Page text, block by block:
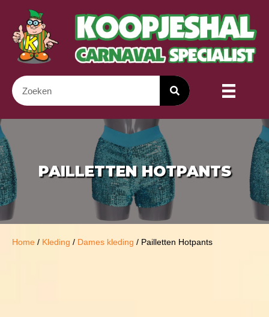
PAILLETTEN HOTPANTS
Home / Kleding / Dames kleding / Pailletten Hotpants